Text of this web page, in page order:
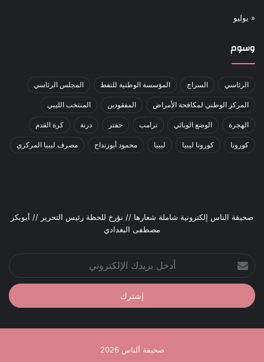
« يوليو
وسوم
الرئاسي السراج المؤسسة الوطنية للنفط المجلس الرئاسي
المركز الوطني لمكافحة الأمراض المفقودين المنتخب الليبي
الهجرة الوضع الوبائي ترامب حفتر درنة كرة القدم
كورونا كورونا ليبيا ليبيا محمود أبوزنداح مصرف ليبيا المركزي
صحيقة الناس إلكترونية شاملة شعارها // نؤرخ للحظة رئيس التحرير // أبوبكر
مصطفى البغدادي
أدخل
بريدك
الإلكتروني
صحيفة ألناس 2026